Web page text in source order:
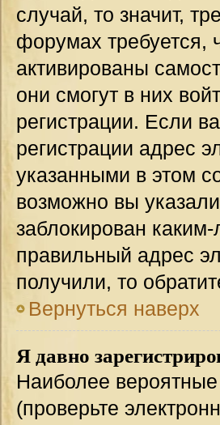
случай, то значит,
форумах требуется,
активированы
они смогут в них
регистрации. Если
регистрации адрес
указанными в этом
возможно вы
заблокирован
правильный адрес
получили, то
Вернуться наверх
Я давно
Наиболее
(проверьте